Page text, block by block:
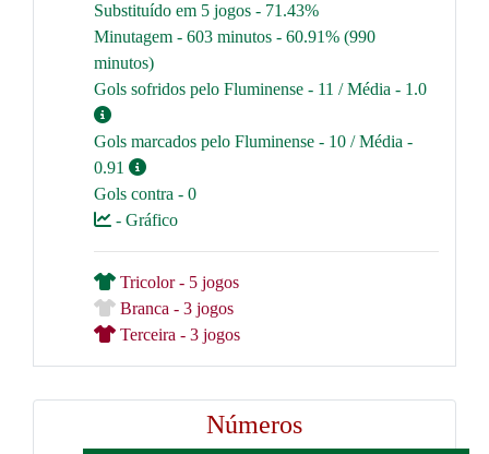
Substituído em 5 jogos - 71.43%
Minutagem - 603 minutos - 60.91% (990
minutos)
Gols sofridos pelo Fluminense - 11 / Média - 1.0
Gols marcados pelo Fluminense - 10 / Média -
0.91
Gols contra - 0
- Gráfico
Tricolor - 5 jogos
Branca - 3 jogos
Terceira - 3 jogos
Números